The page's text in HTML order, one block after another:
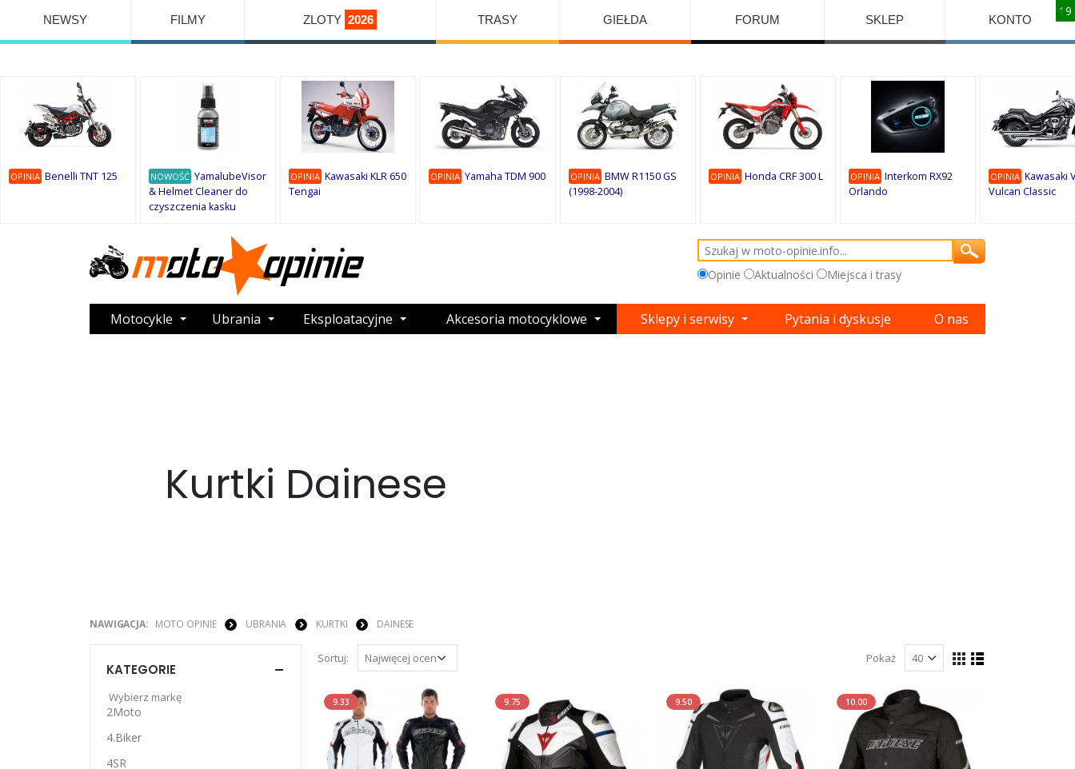
NEWSY FILMY ZLOTY 2026 TRASY GIEŁDA FORUM SKLEP KONTO
10
OPINIA Benelli TNT 125 NOWOŚĆ YamalubeVisor
& Helmet Cleaner do
czyszczenia kasku
10
OPINIA Kawasaki KLR 650
Tengai
8
OPINIA Yamaha TDM 900
7
OPINIA BMW R1150 GS
(1998-2004)
1
OPINIA Honda CRF 300 L
9
OPINIA Interkom RX92
Orlando
10
OPINIA Kawasaki
Vulcan Classic
10
9
9
Opinie Aktualności Miejsca i trasy
Motocykle Ubrania Eksploatacyjne Akcesoria motocyklowe Sklepy i serwisy Pytania i dyskusje O nas
Kurtki Dainese
NAWIGACJA: MOTO OPINIE UBRANIA KURTKI DAINESE
Sortuj: Pokaż
9.33 9.75 9.50 10.00
KATEGORIE
Wybierz markę
2Moto
4.Biker
4SR